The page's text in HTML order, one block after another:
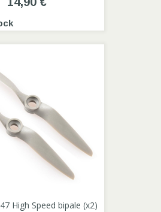
High Speed bipale (x2)